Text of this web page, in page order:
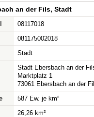
an der Fils, Stadt
08117018
081175002018
Stadt
Stadt Ebersbach an der
Marktplatz 1
73061 Ebersbach an der
587 Ew. je km²
26,26 km²